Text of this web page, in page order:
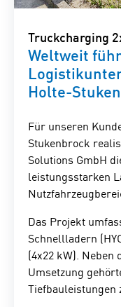
Truckcharging
Weltweit
Holte-
Für unseren
Stukenbrock
Solutions GmbH
leistungsstarken
Das Projekt
Schnellladern
(4x22 kW).
Umsetzung
Tiefbauleistungen